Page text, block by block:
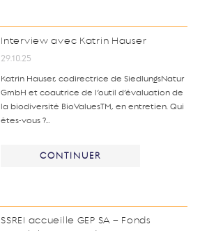
Interview avec Katrin Hauser
29.10.25
Katrin Hauser, codirectrice de SiedlungsNatur
GmbH et coautrice de l’outil d’évaluation de
la biodiversité BioValuesTM, en entretien. Qui
êtes-vous ?…
CONTINUER
SSREI accueille GEP SA – Fonds